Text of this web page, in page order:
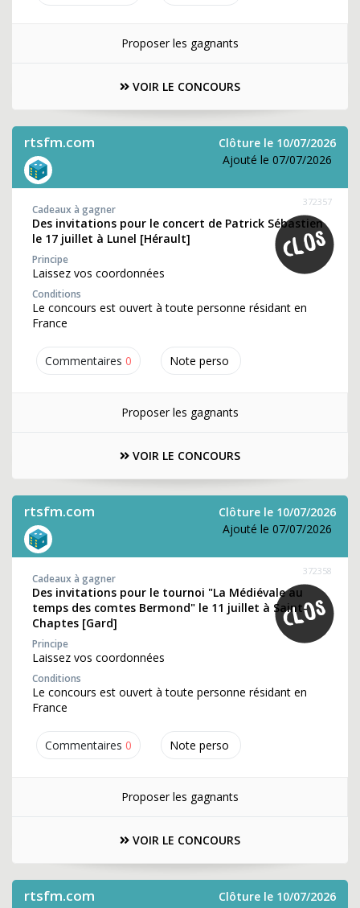
Proposer les gagnants
VOIR LE CONCOURS
rtsfm.com
Clôture le 10/07/2026
Ajouté le 07/07/2026
Commentaires 0 Note perso
372357
Cadeaux à gagner
Des invitations pour le concert de Patrick Sébastien
le 17 juillet à Lunel [Hérault]
Principe
Laissez vos coordonnées
Conditions
Le concours est ouvert à toute personne résidant en
France
Proposer les gagnants
VOIR LE CONCOURS
rtsfm.com
Clôture le 10/07/2026
Ajouté le 07/07/2026
Commentaires 0 Note perso
372358
Cadeaux à gagner
Des invitations pour le tournoi "La Médiévale au
temps des comtes Bermond" le 11 juillet à Saint-
Chaptes [Gard]
Principe
Laissez vos coordonnées
Conditions
Le concours est ouvert à toute personne résidant en
France
Proposer les gagnants
VOIR LE CONCOURS
rtsfm.com
Clôture le 10/07/2026